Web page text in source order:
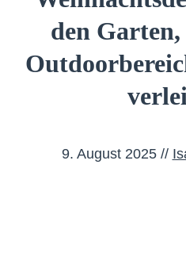
den
9. August 2025 //